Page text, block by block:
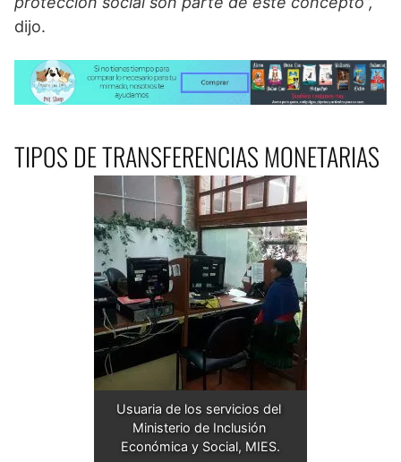
dijo.
TIPOS DE TRANSFERENCIAS MONETARIAS
Usuaria de los servicios del
Ministerio de Inclusión
Económica y Social, MIES.